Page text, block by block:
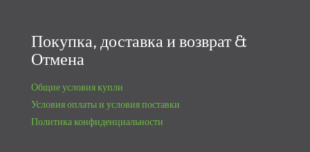
Покупка, доставка и возврат &
Отмена
Общие условия купли
Условия оплаты и условия поставки
Политика конфиденциальности